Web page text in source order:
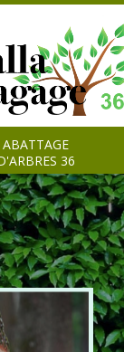
ABATTAGE
36